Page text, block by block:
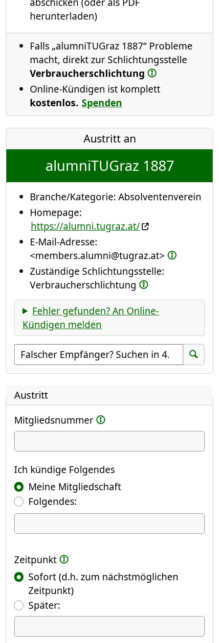
herunterladen)
Falls „alumniTUGraz 1887“ Probleme
macht, direkt zur Schlichtungsstelle
Verbraucherschlichtung
Online-Kündigen ist komplett
kostenlos. Spenden
Austritt an
alumniTUGraz 1887
Branche/Kategorie: Absolventenverein
Homepage:
https://alumni.tugraz.at/
E-Mail-Adresse:
<members.alumni@tugraz.at>
Zuständige Schlichtungsstelle:
Verbraucherschlichtung
Fehler gefunden? An Online-
Kündigen melden
Empfänger suchen
Suchen
Austritt
Mitgliedsnummer
Ich kündige
Ich kündige Folgendes
Meine Mitgliedschaft
Folgendes:
Ich kündige Folgendes
Zeitpunkt
Sofort (d.h. zum nächstmöglichen
Zeitpunkt)
Später:(Fokus springt automatisch ins
Datum